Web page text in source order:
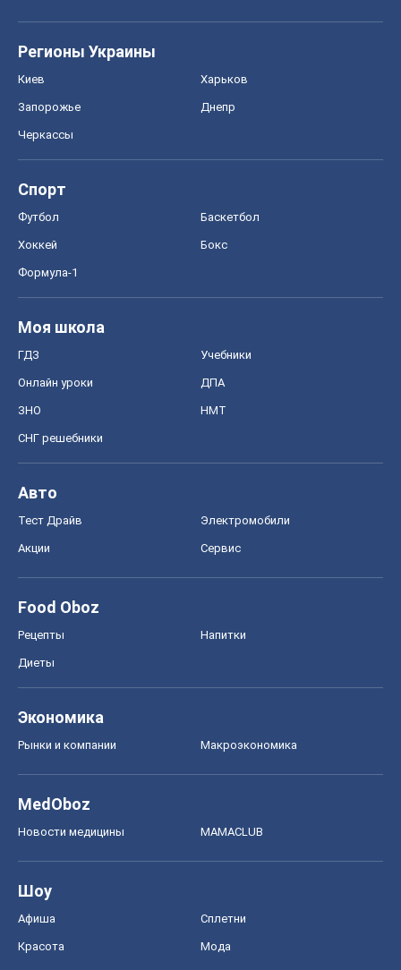
Регионы Украины
Киев Харьков
Запорожье Днепр
Черкассы
Спорт
Футбол Баскетбол
Хоккей Бокс
Формула-1
Моя школа
ГДЗ Учебники
Онлайн уроки ДПА
ЗНО НМТ
СНГ решебники
Авто
Тест Драйв Электромобили
Акции Сервис
Food Oboz
Рецепты Напитки
Диеты
Экономика
Рынки и компании Mакроэкономика
MedOboz
Новости медицины MAMACLUB
Шоу
Афиша Сплетни
Красота Мода